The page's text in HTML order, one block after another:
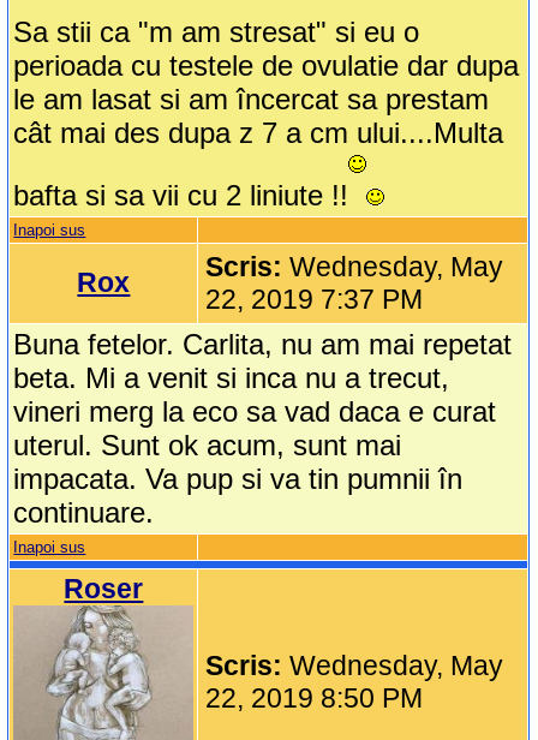
Sa stii ca "m am stresat" si eu o
perioada cu testele de ovulatie dar dupa
le am lasat si am încercat sa prestam
cât mai des dupa z 7 a cm ului....Multa
bafta si sa vii cu 2 liniute !!
Inapoi sus
Rox Scris:Wednesday, May
22, 2019 7:37 PM
Buna fetelor. Carlita, nu am mai repetat
beta. Mi a venit si inca nu a trecut,
vineri merg la eco sa vad daca e curat
uterul. Sunt ok acum, sunt mai
impacata. Va pup si va tin pumnii în
continuare.
Inapoi sus
Roser
Scris:Wednesday, May
22, 2019 8:50 PM